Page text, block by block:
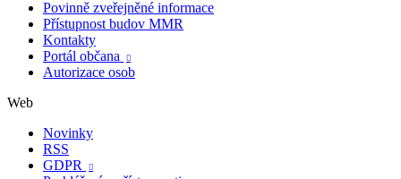
Povinně zveřejněné informace
Přístupnost budov MMR
Kontakty
Portál občana

Autorizace osob
Web
Novinky
RSS
GDPR
